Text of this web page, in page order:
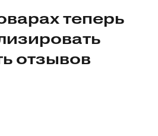
теперь
отзывов